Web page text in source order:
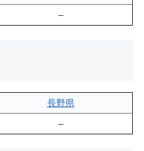
–
長野県
–